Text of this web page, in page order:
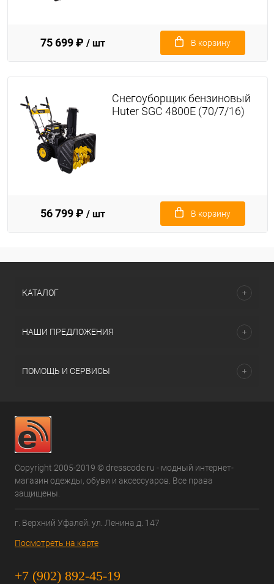
75 699 ₽ / шт В корзину
Снегоуборщик бензиновый
Huter SGC 4800E (70/7/16)
56 799 ₽ / шт В корзину
КАТАЛОГ
НАШИ ПРЕДЛОЖЕНИЯ
ПОМОЩЬ И СЕРВИСЫ
Copyright 2005-2019 © dresscode.ru - модный интернет-
магазин одежды, обуви и аксессуаров. Все права
защищены.
г. Верхний Уфалей. ул. Ленина д. 147
Посмотреть на карте
+7 (902) 892-45-19